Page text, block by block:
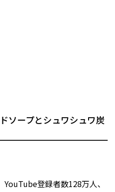
ソープとシュワシュワ炭
登録者数128万人、